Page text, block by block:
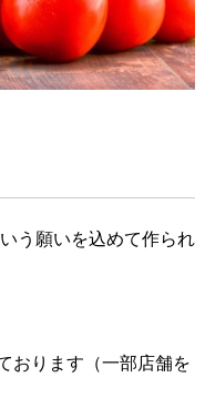
う願いを込めて作られ
おります（一部店舗を